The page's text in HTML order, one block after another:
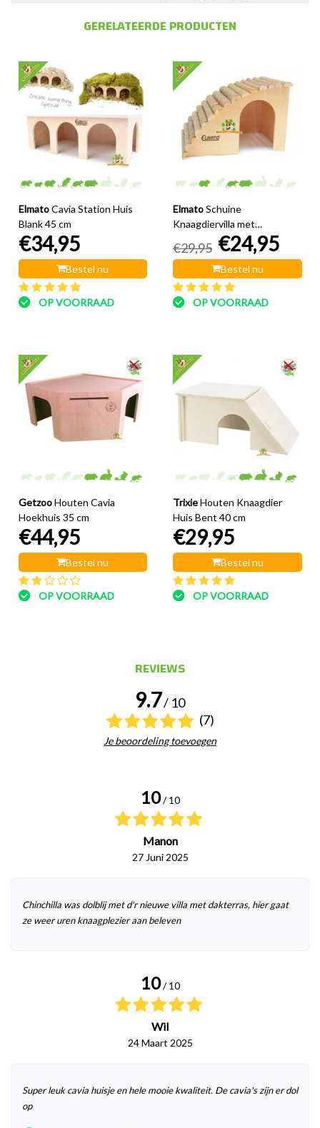
GERELATEERDE PRODUCTEN
Elmato Cavia Station Huis
Blank 45 cm
€34,95
Bestel nu
OP VOORRAAD
ElmatoSchuine
Knaagdiervilla met
Hazelnoot dak 29,5 cm
€29,95 €24,95
Bestel nu
OP VOORRAAD
Getzoo Houten Cavia
Hoekhuis 35 cm
€44,95
Bestel nu
OP VOORRAAD
TrixieHouten Knaagdier
Huis Bent 40 cm
€29,95
Bestel nu
OP VOORRAAD
REVIEWS
9.7/ 10
(7)
Je beoordeling toevoegen
10 / 10
Manon
27 Juni 2025
Chinchilla was dolblij met d'r nieuwe villa met dakterras, hier gaat
ze weer uren knaagplezier aan beleven
10 / 10
Wil
24 Maart 2025
Super leuk cavia huisje en hele mooie kwaliteit. De cavia's zijn er dol
op